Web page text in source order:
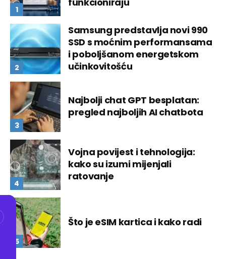
Samsung predstavlja novi 990
SSD s moćnim performansama
i poboljšanom energetskom
učinkovitošću
Najbolji chat GPT besplatan:
pregled najboljih AI chatbota
Vojna povijest i tehnologija:
kako su izumi mijenjali
ratovanje
Što je eSIM kartica i kako radi